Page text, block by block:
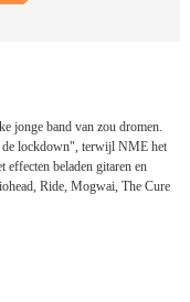
jonge band van zou dromen.
de lockdown", terwijl NME het
effecten beladen gitaren en
Ride, Mogwai, The Cure